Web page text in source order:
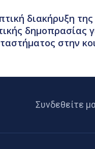
διακήρυξη
δημοπρασίας
στην
Συνδεθείτε